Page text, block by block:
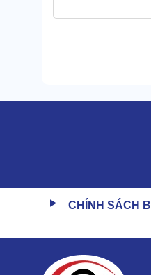
Bên trong là các
Không chỉ có vậy,
Chính vì những điều
2. Cách thức
CHÍNH SÁCH